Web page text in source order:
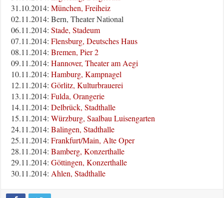
31.10.2014:München, Freiheiz
02.11.2014: Bern, Theater National
06.11.2014:Stade, Stadeum
07.11.2014:Flensburg, Deutsches Haus
08.11.2014:Bremen, Pier 2
09.11.2014:Hannover, Theater am Aegi
10.11.2014:Hamburg, Kampnagel
12.11.2014:Görlitz, Kulturbrauerei
13.11.2014:Fulda, Orangerie
14.11.2014:Delbrück, Stadthalle
15.11.2014:Würzburg, Saalbau Luisengarten
24.11.2014:Balingen, Stadthalle
25.11.2014:Frankfurt/Main, Alte Oper
28.11.2014:Bamberg, Konzerthalle
29.11.2014:Göttingen, Konzerthalle
30.11.2014:Ahlen, Stadthalle